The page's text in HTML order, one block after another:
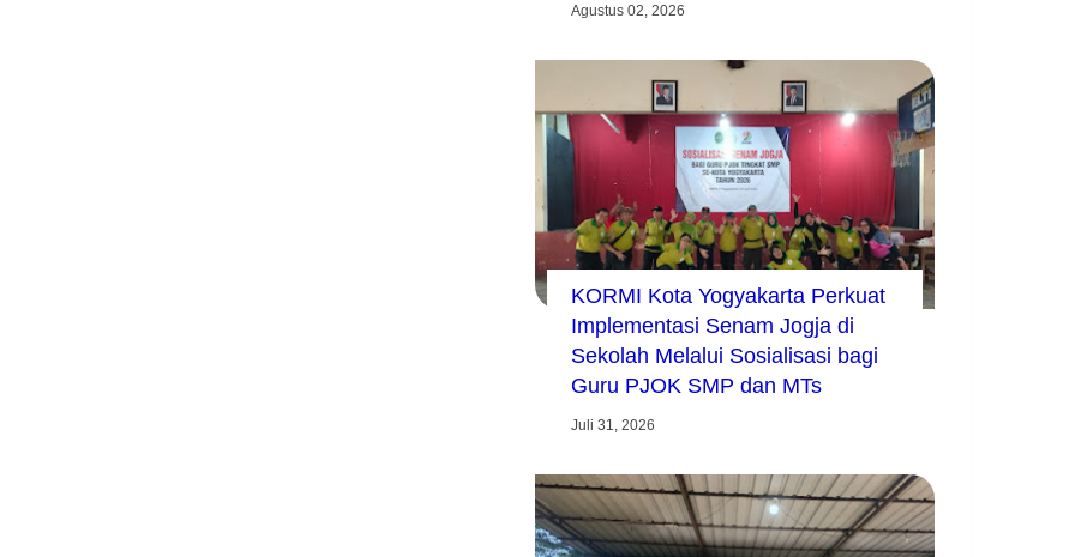
Agustus 02, 2026
KORMI Kota Yogyakarta Perkuat
Implementasi Senam Jogja di
Sekolah Melalui Sosialisasi bagi
Guru PJOK SMP dan MTs
Juli 31, 2026